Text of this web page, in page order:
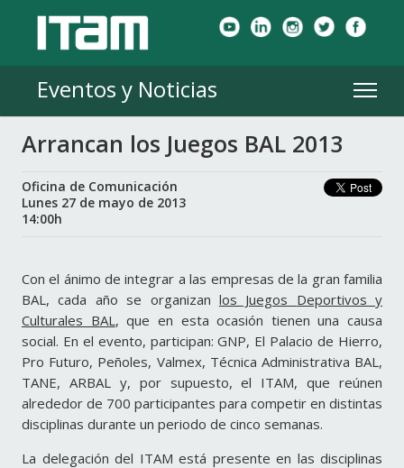
Eventos y Noticias
Arrancan los Juegos BAL 2013
Oficina de Comunicación
Lunes 27 de mayo de 2013
14:00h
Con el ánimo de integrar a las empresas de la gran familia
BAL, cada año se organizan los Juegos Deportivos y
Culturales BAL , que en esta ocasión tienen una causa
social. En el evento, participan: GNP, El Palacio de Hierro,
Pro Futuro, Peñoles, Valmex, Técnica Administrativa BAL,
TANE, ARBAL y, por supuesto, el ITAM, que reúnen
alrededor de 700 participantes para competir en distintas
disciplinas durante un periodo de cinco semanas.
La delegación del ITAM está presente en las disciplinas